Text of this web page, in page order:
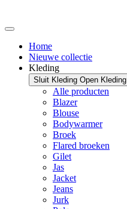
Home
Nieuwe collectie
Kleding
Sluit Kleding Open Kleding
Alle producten
Blazer
Blouse
Bodywarmer
Broek
Flared broeken
Gilet
Jas
Jacket
Jeans
Jurk